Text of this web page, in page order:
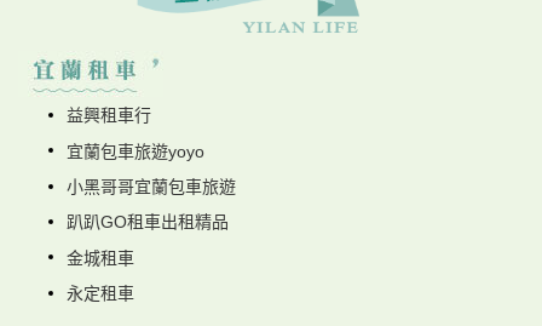
益興租車行
宜蘭包車旅遊yoyo
小黑哥哥宜蘭包車旅遊
趴趴GO租車出租精品
金城租車
永定租車